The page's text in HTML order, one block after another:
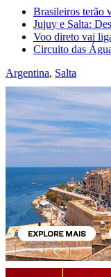
Brasileiros terão
Jujuy e Salta:
Voo direto vai
Circuito das
Argentina, Salta